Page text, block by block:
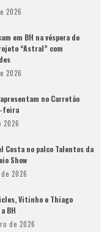
2026
em BH na véspera de
“Astral” com
2026
no Carretão
feira
Costa no palco Talentos da
Show
2026
Vitinho e Thiago
BH
de 2026